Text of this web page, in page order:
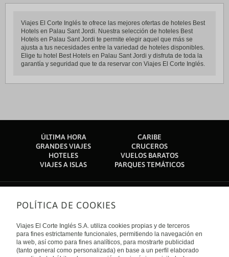
Viajes El Corte Inglés te ofrece las mejores ofertas de hoteles Best
Hotels en Palau Sant Jordi. Nuestra selección de hoteles Best
Hotels en Palau Sant Jordi te permite elegir aquel que más se
ajusta a tus necesidades entre la variedad de hoteles disponibles.
Elige tu hotel Best Hotels en Palau Sant Jordi y disfruta de toda la
garantía y seguridad que te da reservar con Viajes El Corte Inglés.
ÚLTIMA HORA
CARIBE
GRANDES VIAJES
CRUCEROS
HOTELES
VUELOS BARATOS
VIAJES A ISLAS
PARQUES TEMÁTICOS
Sobre nosotros
Quiénes somos
Financiación
Sostenibilidad
Turismo accesible
Tarjeta El Corte Inglés
Enlaces de interés
Guías de viaje
POLÍTICA DE COOKIES
Viajes El Corte Inglés S.A. utiliza cookies propias y de terceros
para fines estrictamente funcionales, permitiendo la navegación en
la web, así como para fines analíticos, para mostrarte publicidad
(tanto general como personalizada) en base a un perfil elaborado